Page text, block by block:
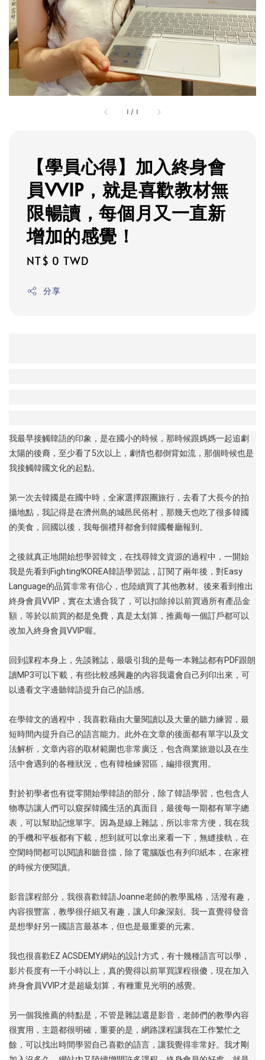
1 / 1
【學員心得】加入終身會
員VVIP，就是喜歡教材無
限暢讀，每個月又一直新
增加的感覺！
Regular
NT$ 0 TWD
分享
我最早接觸韓語的印象，是在國小的時候，那時候跟媽媽一起追劇
太陽的後裔，至少看了5次以上，劇情也都倒背如流，那個時候也是
我接觸韓國文化的起點。
第一次去韓國是在國中時，全家選擇跟團旅行，去看了大長今的拍
攝地點，我記得是在濟州島的城邑民俗村，那幾天也吃了很多韓國
的美食，回國以後，我每個禮拜都會到韓國餐廳報到。
之後就真正地開始想學習韓文，在找尋韓文資源的過程中，一開始
我是先看到Fighting!KOREA韓語學習誌，訂閱了兩年後，對Easy
Language的品質非常有信心，也陸續買了其他教材。後來看到推出
終身會員VVIP，實在太適合我了，可以扣除掉以前買過所有產品金
額，等於以前買的都是免費，真是太划算，推薦每一個訂戶都可以
改加入終身會員VVIP喔。
回到課程本身上，先談雜誌，最吸引我的是每一本雜誌都有PDF跟朗
讀MP3可以下載，有些比較感興趣的內容我還會自己列印出來，可
以邊看文字邊聽韓語提升自己的語感。
在學韓文的過程中，我喜歡藉由大量閱讀以及大量的聽力練習，最
短時間內提升自己的語言能力。此外在文章的後面都有單字以及文
法解析，文章內容的取材範圍也非常廣泛，包含商業旅遊以及在生
活中會遇到的各種狀況，也有韓檢練習區，編排很實用。
對於初學者也有從零開始學韓語的部分，除了韓語學習，也包含人
物專訪讓人們可以窺探韓國生活的真面目，最後每一期都有單字總
表，可以幫助記憶單字。因為是線上雜誌，所以非常方便，我在我
的手機和平板都有下載，想到就可以拿出來看一下，無縫接軌，在
空閑時間都可以閱讀和聽音擋，除了電腦版也有列印紙本，在家裡
的時候方便閱讀。
影音課程部分，我很喜歡韓語Joanne老師的教學風格，活潑有趣，
內容很豐富，教學很仔細又有趣，讓人印象深刻。我一直覺得發音
是想學好另一國語言最基本，但也是最重要的元素。
我也很喜歡EZ ACSDEMY網站的設計方式，有十幾種語言可以學，
影片長度有一千小時以上，真的覺得以前單買課程很傻，現在加入
終身會員VVIP才是超級划算，有種重見光明的感覺。
另一個我推薦的特點是，不管是雜誌還是影音，老師們的教學內容
很實用，主題都很明確，重要的是，網路課程讓我在工作繁忙之
餘，可以找出時間學習自己喜歡的語言，讓我覺得非常好。我才剛